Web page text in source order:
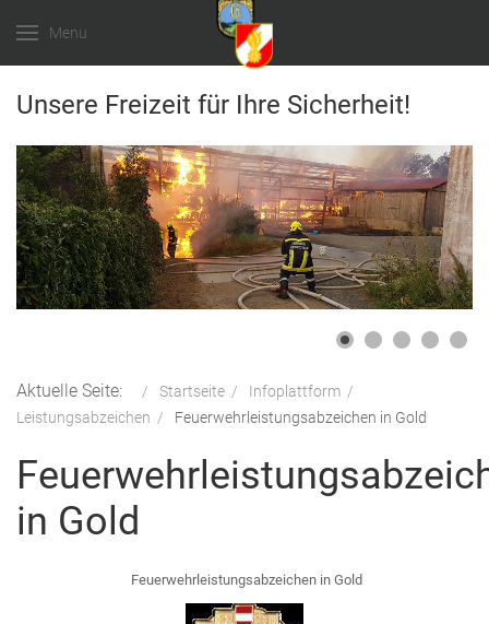
Menu
Unsere Freizeit für Ihre Sicherheit!
Aktuelle Seite: Startseite
Infoplattform
Leistungsabzeichen
Feuerwehrleistungsabzeichen in Gold
in Gold
Feuerwehrleistungsabzeichen in Gold